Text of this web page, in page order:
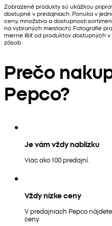
Zobrazené produkty sú ukážkou
dostupné v predajniach. Ponuka v
ceny, množstva a dostupnosti
na vybraných miestach). Fotografie
mierne líšiť od produktov dostupných
zásob.
Prečo
Pepco?
Je vám vždy nablízku
Viac ako 100 predajní.
Vždy nízke ceny
V predajniach Pepco
ceny.